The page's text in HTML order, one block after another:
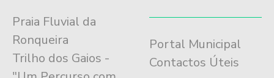
Praia Fluvial da
Ronqueira
Trilho dos Gaios -
Portal Municipal
Contactos Úteis